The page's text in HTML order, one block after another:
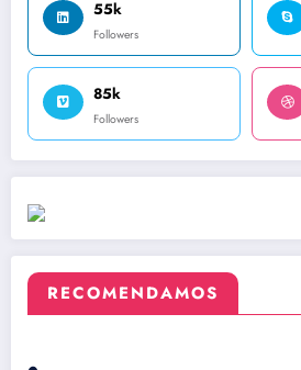
55k
Followers
85k
Followers
RECOMENDAMOS